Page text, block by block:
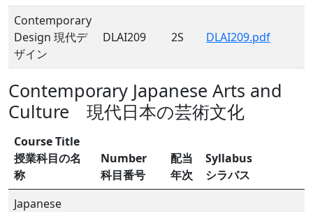
Contemporary
Design 現代デ
ザイン
DLAI209 2S DLAI209.pdf
Contemporary Japanese Arts and
Culture 現代日本の芸術文化
Course Title
授業科目の名
称
Number
科目番号
配当
年次
Syllabus
シラバス
Japanese